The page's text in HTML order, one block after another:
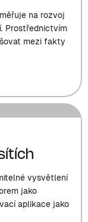
na rozvoj
Prostřednictvím
mezi fakty
vysvětlení
jako
aplikace jako